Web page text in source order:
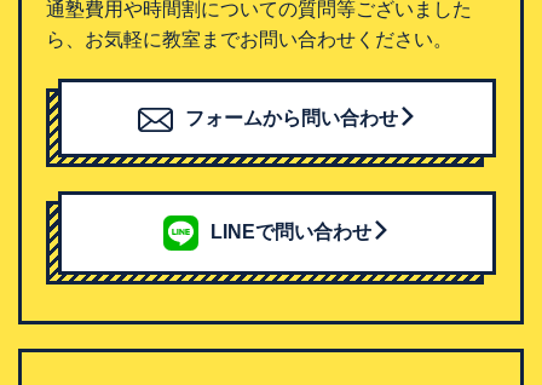
通塾費用や時間割についての質問等ございました
ら、お気軽に教室までお問い合わせください。
フォームから問い合わせ
LINEで問い合わせ